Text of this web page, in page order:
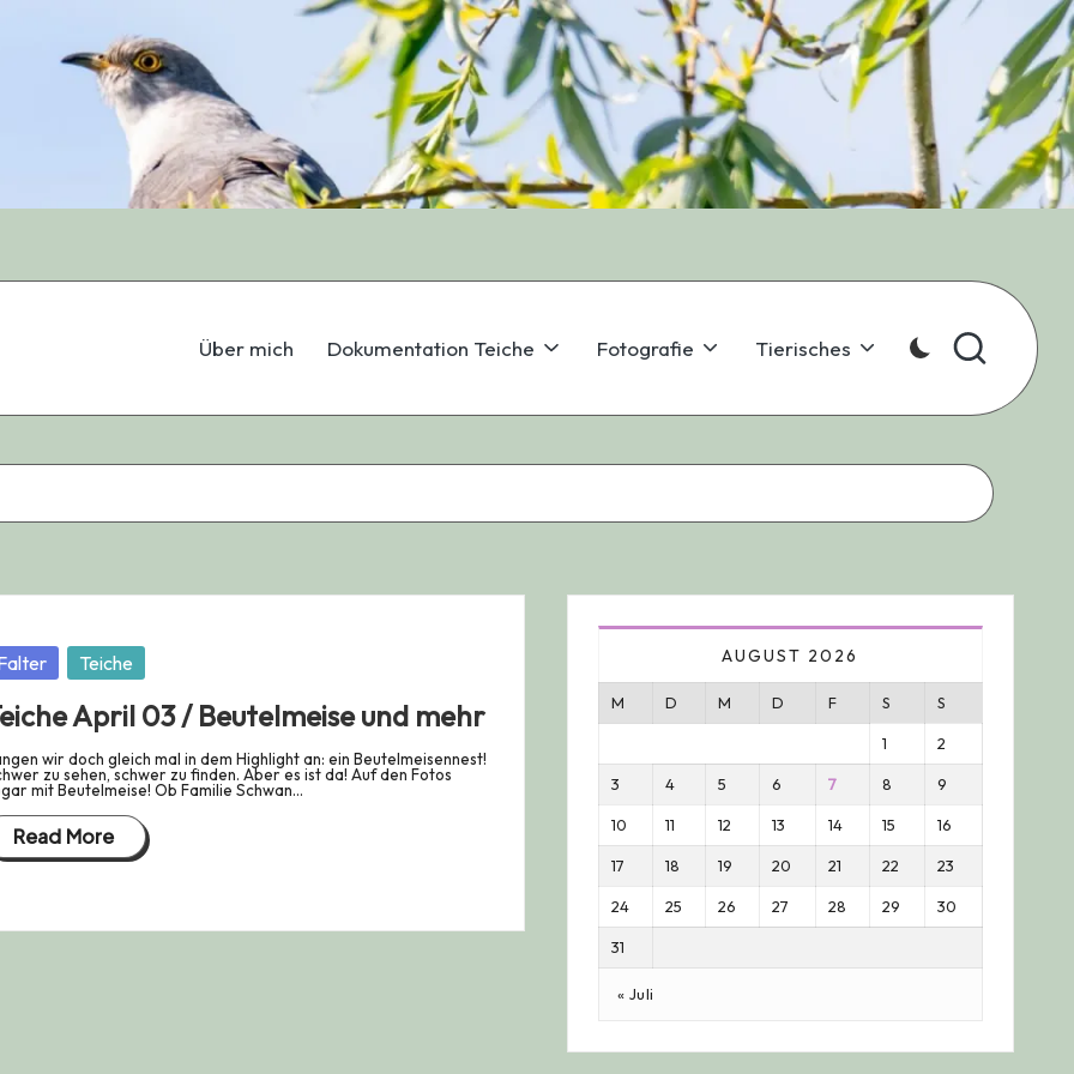
Über mich Dokumentation Teiche Fotografie Tierisches
Teiche
April 03 / Beutelmeise und mehr
wir doch gleich mal in dem Highlight an: ein Beutelmeisennest!
zu sehen, schwer zu finden. Aber es ist da! Auf den Fotos
mit Beutelmeise! Ob Familie Schwan…
Read More
AUGUST 2026
M D M D F S S
1 2
3 4 5 6 7 8 9
10 11 12 13 14 15 16
17 18 19 20 21 22 23
24 25 26 27 28 29 30
31
« Juli